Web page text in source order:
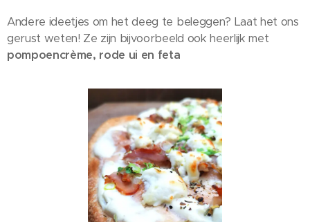
Andere ideetjes om het deeg te beleggen? Laat het ons
gerust weten! Ze zijn bijvoorbeeld ook heerlijk met
pompoencrème, rode ui en feta